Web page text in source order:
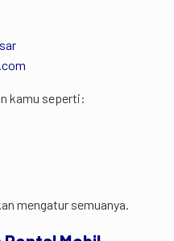
kamu seperti:
mengatur semuanya.